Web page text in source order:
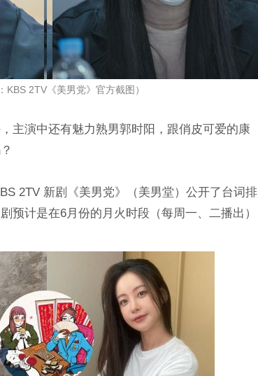
KBS 2TV《美男党》官方截图）
主演中还有魅力熟男郭时阳，跟俏皮可爱的康
2TV 新剧《美男党》（美男堂）公开了台词排
预计是在6月份的月火时段（每周一、二播出）